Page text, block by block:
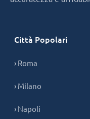
Città Popolari
› Roma
› Milano
› Napoli